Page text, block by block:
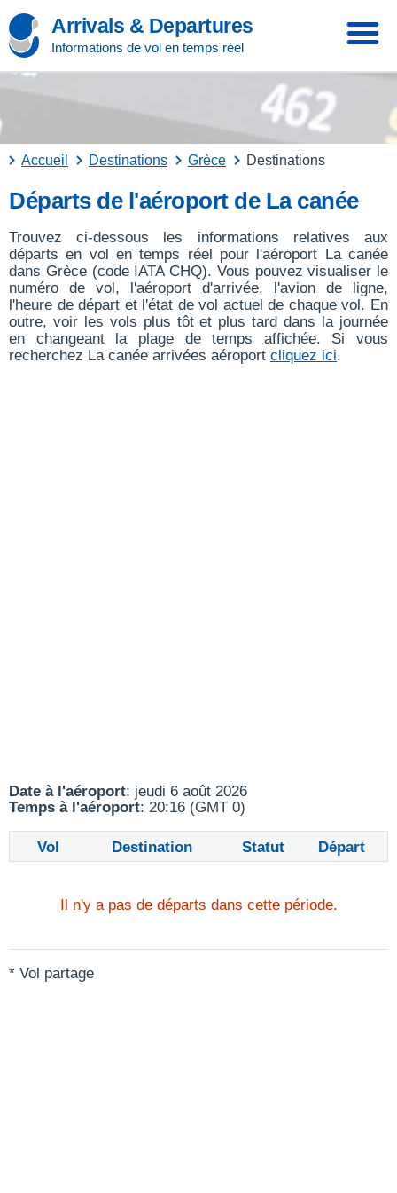
Arrivals & Departures
Informations de vol en temps réel
Accueil Destinations Grèce Destinations
Départs de l'aéroport de La canée
Trouvez ci-dessous les informations relatives aux
départs en vol en temps réel pour l'aéroport La canée
dans Grèce (code IATA CHQ). Vous pouvez visualiser le
numéro de vol, l'aéroport d'arrivée, l'avion de ligne,
l'heure de départ et l'état de vol actuel de chaque vol. En
outre, voir les vols plus tôt et plus tard dans la journée
en changeant la plage de temps affichée. Si vous
recherchez La canée arrivées aéroport cliquez ici.
Date à l'aéroport: jeudi 6 août 2026
Temps à l'aéroport: 20:16 (GMT 0)
Vol Destination Statut Départ
Il n'y a pas de départs dans cette période.
* Vol partage